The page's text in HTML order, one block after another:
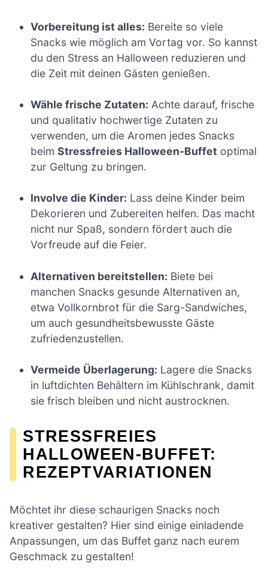
Vorbereitung ist alles: Bereite so viele
Snacks wie möglich am Vortag vor. So kannst
du den Stress an Halloween reduzieren und
die Zeit mit deinen Gästen genießen.
Wähle frische Zutaten: Achte darauf, frische
und qualitativ hochwertige Zutaten zu
verwenden, um die Aromen jedes Snacks
beimStressfreies Halloween-Buffet optimal
zur Geltung zu bringen.
Involve die Kinder: Lass deine Kinder beim
Dekorieren und Zubereiten helfen. Das macht
nicht nur Spaß, sondern fördert auch die
Vorfreude auf die Feier.
Alternativen bereitstellen: Biete bei
manchen Snacks gesunde Alternativen an,
etwa Vollkornbrot für die Sarg-Sandwiches,
um auch gesundheitsbewusste Gäste
zufriedenzustellen.
Vermeide Überlagerung: Lagere die Snacks
in luftdichten Behältern im Kühlschrank, damit
sie frisch bleiben und nicht austrocknen.
STRESSFREIES
HALLOWEEN-BUFFET:
REZEPTVARIATIONEN
Möchtet ihr diese schaurigen Snacks noch
kreativer gestalten? Hier sind einige einladende
Anpassungen, um das Buffet ganz nach eurem
Geschmack zu gestalten!